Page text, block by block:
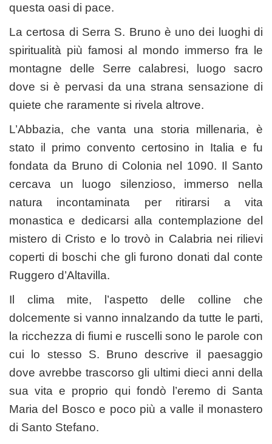
questa oasi di pace.
La certosa di Serra S. Bruno è uno dei luoghi di
spiritualità più famosi al mondo immerso fra le
montagne delle Serre calabresi, luogo sacro
dove si è pervasi da una strana sensazione di
quiete che raramente si rivela altrove.
L’Abbazia, che vanta una storia millenaria, è
stato il primo convento certosino in Italia e fu
fondata da Bruno di Colonia nel 1090. Il Santo
cercava un luogo silenzioso, immerso nella
natura incontaminata per ritirarsi a vita
monastica e dedicarsi alla contemplazione del
mistero di Cristo e lo trovò in Calabria nei rilievi
coperti di boschi che gli furono donati dal conte
Ruggero d’Altavilla.
Il clima mite, l’aspetto delle colline che
dolcemente si vanno innalzando da tutte le parti,
la ricchezza di fiumi e ruscelli sono le parole con
cui lo stesso S. Bruno descrive il paesaggio
dove avrebbe trascorso gli ultimi dieci anni della
sua vita e proprio qui fondò l’eremo di Santa
Maria del Bosco e poco più a valle il monastero
di Santo Stefano.